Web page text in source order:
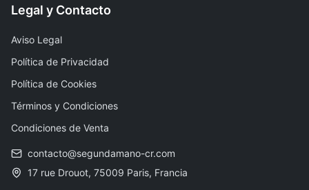
Legal y Contacto
Aviso Legal
Política de Privacidad
Política de Cookies
Términos y Condiciones
Condiciones de Venta
contacto@segundamano-cr.com
17 rue Drouot, 75009 Paris, Francia